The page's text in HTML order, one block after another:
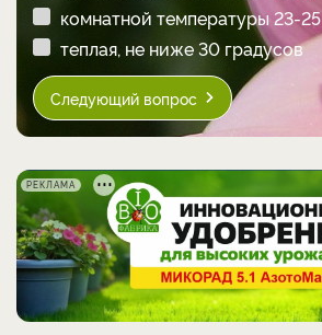
комнатной температуры 23-25
теплая, не ниже 30 градусов
Следующий вопрос
РЕКЛАМА